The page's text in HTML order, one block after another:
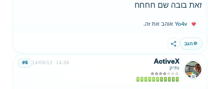
זאת בובה שם חחחח
Yo4v אוהב את זה.
הגב שתף
ActiveX
ותיק
14/08/12 14:39
#6